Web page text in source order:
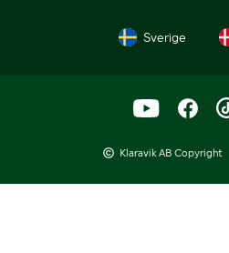
Sverige
Klaravik AB Copyright